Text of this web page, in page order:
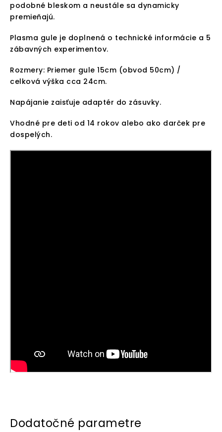
podobné bleskom a neustále sa dynamicky
premieňajú.
Plasma gule je doplnená o technické informácie a 5
zábavných experimentov.
Rozmery: Priemer gule 15cm (obvod 50cm) /
celková výška cca 24cm.
Napájanie zaisťuje adaptér do zásuvky.
Vhodné pre deti od 14 rokov alebo ako darček pre
dospelých.
Dodatočné parametre